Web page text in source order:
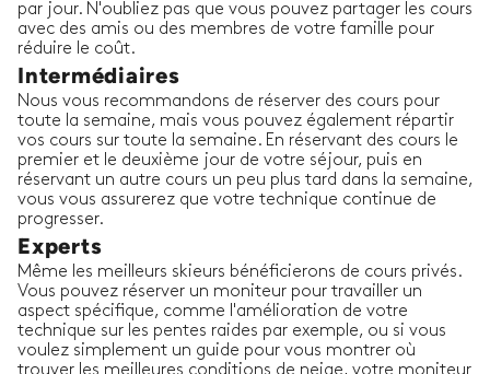
par jour. N'oubliez pas que vous pouvez partager les cours
avec des amis ou des membres de votre famille pour
réduire le coût.
Intermédiaires
Nous vous recommandons de réserver des cours pour
toute la semaine, mais vous pouvez également répartir
vos cours sur toute la semaine. En réservant des cours le
premier et le deuxième jour de votre séjour, puis en
réservant un autre cours un peu plus tard dans la semaine,
vous vous assurerez que votre technique continue de
progresser.
Experts
Même les meilleurs skieurs bénéficierons de cours privés.
Vous pouvez réserver un moniteur pour travailler un
aspect spécifique, comme l'amélioration de votre
technique sur les pentes raides par exemple, ou si vous
voulez simplement un guide pour vous montrer où
trouver les meilleures conditions de neige, votre moniteur